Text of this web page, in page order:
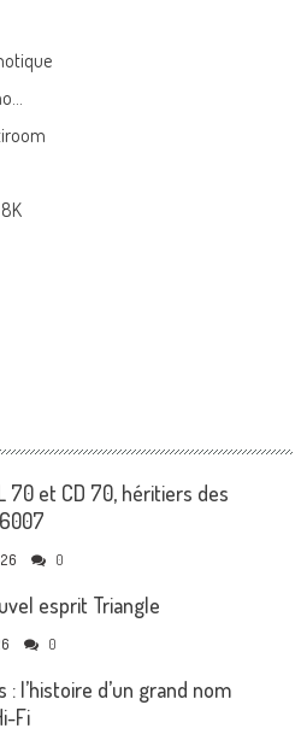
70 et CD 70, héritiers des
0
esprit Triangle
0
: l’histoire d’un grand nom
Fi